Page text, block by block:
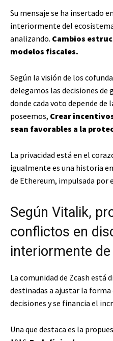
Su mensaje se ha insertado
interiormente del
analizando. Cambios
modelos fiscales.
Según la visión de los
delegamos las decisiones de
donde cada voto depende de
poseemos, Crear
sean favorables a la
La privacidad está en el
igualmente es una historia
de Ethereum, impulsada por
Según Vitalik,
conflictos en
interiormente
La comunidad de Zcash está
destinadas a ajustar la forma
decisiones y se financia el
Una que destaca es la